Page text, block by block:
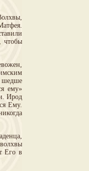
чтобы
шедше
ему»
Ирод
Ему.
Его в